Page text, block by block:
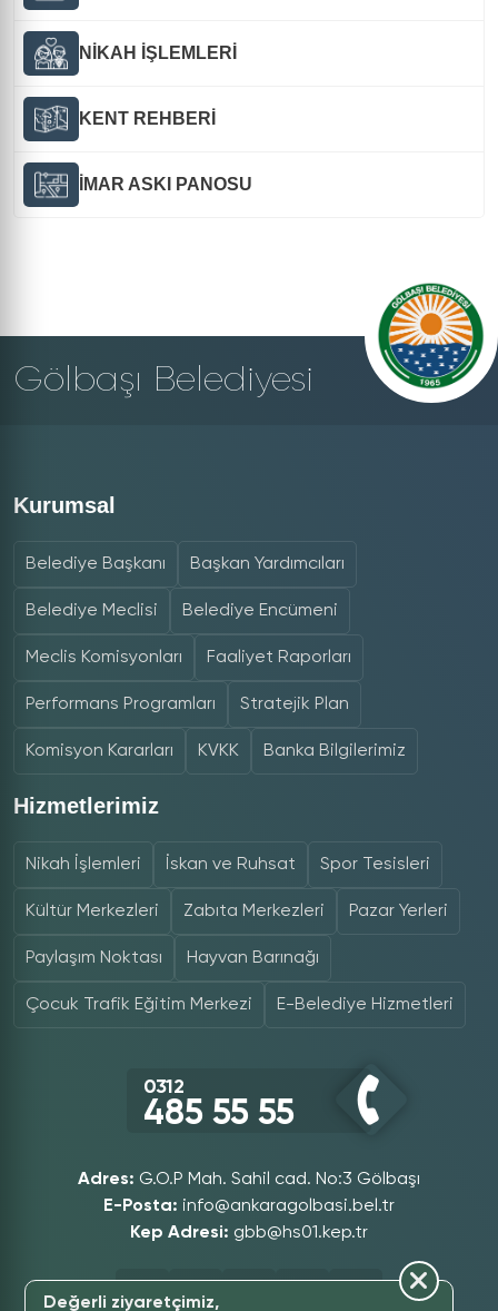
NİKAH İŞLEMLERİ
KENT REHBERİ
İMAR ASKI PANOSU
Gölbaşı Belediyesi
Kurumsal
Belediye Başkanı Başkan Yardımcıları
Belediye Meclisi Belediye Encümeni
Meclis Komisyonları Faaliyet Raporları
Performans Programları Stratejik Plan
Komisyon Kararları KVKK Banka Bilgilerimiz
Hizmetlerimiz
Nikah İşlemleri İskan ve Ruhsat Spor Tesisleri
Kültür Merkezleri Zabıta Merkezleri Pazar Yerleri
Paylaşım Noktası Hayvan Barınağı
Çocuk Trafik Eğitim Merkezi E-Belediye Hizmetleri
0312
485 55 55
Adres: G.O.P Mah. Sahil cad. No:3 Gölbaşı
E-Posta: info@ankaragolbasi.bel.tr
Kep Adresi: gbb@hs01.kep.tr
Değerli ziyaretçimiz,